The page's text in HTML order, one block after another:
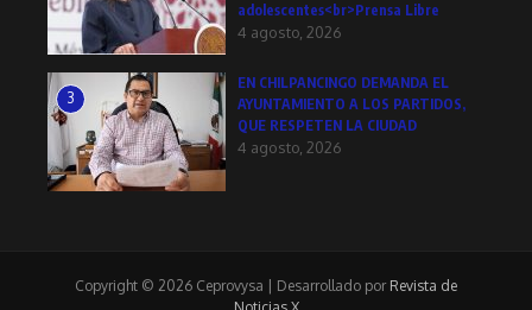
adolescentes<br>Prensa Libre
4 agosto, 2026
3
EN CHILPANCINGO DEMANDA EL
AYUNTAMIENTO A LOS PARTIDOS,
QUE RESPETEN LA CIUDAD
4 agosto, 2026
Copyright © 2026 Ceprovysa | Desarrollado por Revista de